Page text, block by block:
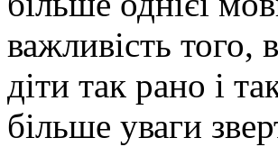
важливість
діти так рано і
більше уваги